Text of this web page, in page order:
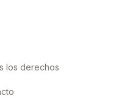
los derechos